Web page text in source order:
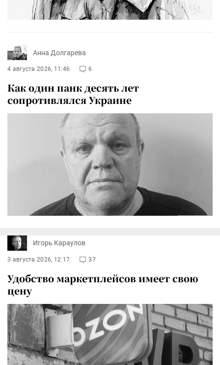
Анна Долгарева
4 августа 2026, 11:46 6
Как один панк десять лет
сопротивлялся Украине
Игорь Караулов
3 августа 2026, 12:17 37
Удобство маркетплейсов имеет свою
цену